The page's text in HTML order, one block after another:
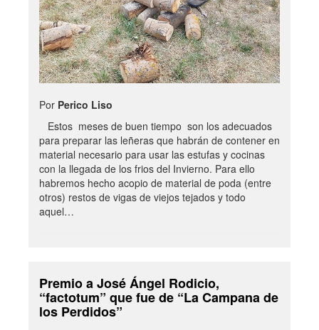
Por Perico Liso
Estos meses de buen tiempo son los adecuados
para preparar las leñeras que habrán de contener en
material necesario para usar las estufas y cocinas
con la llegada de los frios del Invierno. Para ello
habremos hecho acopio de material de poda (entre
otros) restos de vigas de viejos tejados y todo
aquel…
Premio a José Ángel Rodicio,
“factotum” que fue de “La Campana de
los Perdidos”